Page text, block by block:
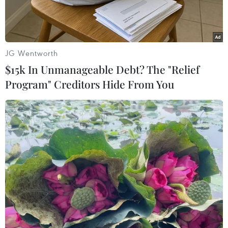
Chứng khoán Hong Kong (Trung Quốc) tăng điểm. (Ảnh:
Economic Times/TTXVN)
Chứng khoán Hong Kong (Trung Quốc) dẫn
dầu đà tăng tại châu Á
Hầu hết các thị trường châu Á đều tăng trong
phiên 26/1 khi phần lớn trở lại sau kỳ nghỉ Tết
JG Wentworth
$15k In Unmanageable Debt? The "Relief
Program" Creditors Hide From You